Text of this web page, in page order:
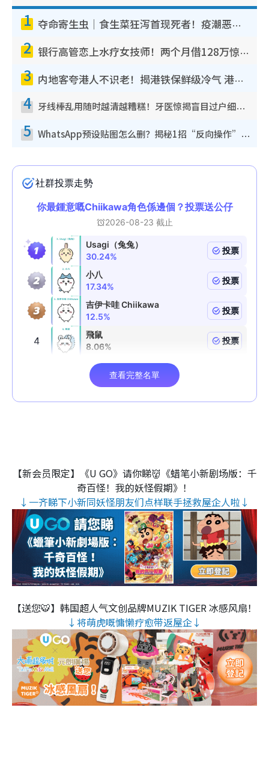
1 夺命寄生虫｜食生菜狂泻首现死者！疫潮恶化录1.8万宗病例 揭洗菜3大谬误
2 银行高管恋上水疗女技师！两个月借128万惊觉“沉船”沉落火海 揭背后疑似邪教操控卖淫
3 内地客夸港人不识老！揭港铁保鲜级冷气 港人求放过：别投诉
4 牙线棒乱用随时越清越糟糕！牙医惊揭盲目过户细菌恐致蛀牙：这种才是日常真保养
5 WhatsApp预设贴图怎么删？揭秘1招“反向操作”还原简洁界面 附3步实测教程
【新会员限定】《U GO》请你睇👹《蜡笔小新剧场版：千
奇百怪！我的妖怪假期》！
↓一齐睇下小新同妖怪朋友们点样联手拯救屋企人啦↓
【送您🐯】韩国超人气文创品牌MUZIK TIGER 冰感风扇！
↓将萌虎嘅慵懒疗愈带返屋企↓